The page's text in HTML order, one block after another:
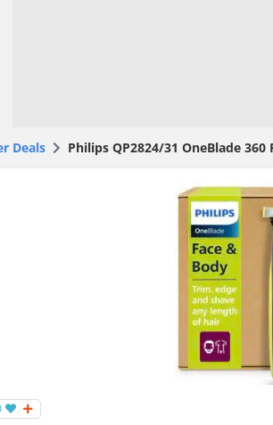
Deals Philips QP2824/31 OneBlade